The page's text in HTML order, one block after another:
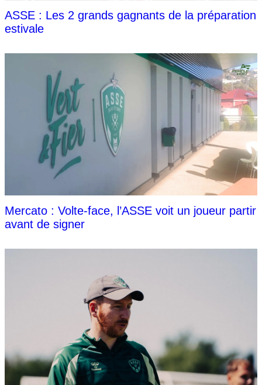
ASSE : Les 2 grands gagnants de la préparation
estivale
Mercato : Volte-face, l’ASSE voit un joueur partir
avant de signer